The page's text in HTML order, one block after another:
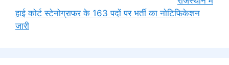
हाई कोर्ट स्टेनोग्राफर के 163 पदों पर भर्ती का नोटिफिकेशन
जारी